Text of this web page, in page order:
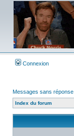
Connexion
Messages sans réponse
Index du forum